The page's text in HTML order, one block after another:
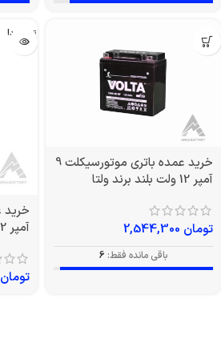
خرید عمده باتری موتورسیکلت 9
آمپر 12 ولت بلند برند ولتا
تومان
باقی مانده فقط: 6
تمام شد!
آمپر 12 ولت پهن برند ولتا
تومان